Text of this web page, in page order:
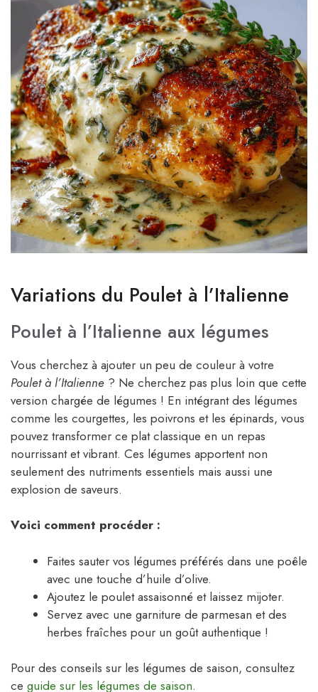
Variations du Poulet à l’Italienne
Poulet à l’Italienne aux légumes
Vous cherchez à ajouter un peu de couleur à votre
Poulet à l’Italienne ? Ne cherchez pas plus loin que cette
version chargée de légumes ! En intégrant des légumes
comme les courgettes, les poivrons et les épinards, vous
pouvez transformer ce plat classique en un repas
nourrissant et vibrant. Ces légumes apportent non
seulement des nutriments essentiels mais aussi une
explosion de saveurs.
Voici comment procéder :
Faites sauter vos légumes préférés dans une poêle
avec une touche d’huile d’olive.
Ajoutez le poulet assaisonné et laissez mijoter.
Servez avec une garniture de parmesan et des
herbes fraîches pour un goût authentique !
Pour des conseils sur les légumes de saison, consultez
ce guide sur les légumes de saison.